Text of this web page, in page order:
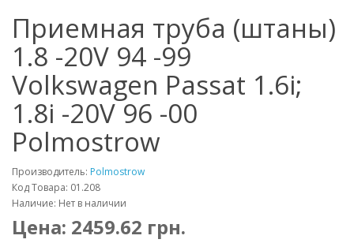
Приемная труба (штаны)
1.8 -20V 94 -99
Volkswagen Passat 1.6i;
1.8i -20V 96 -00
Polmostrow
Производитель: Polmostrow
Код Товара: 01.208
Наличие: Нет в наличии
Цена: 2459.62 грн.